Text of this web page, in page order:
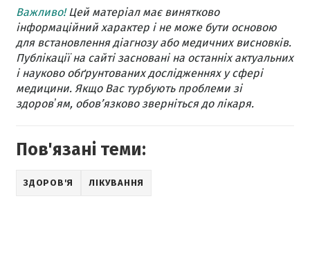
Важливо!Цей матеріал має винятково
інформаційний характер і не може бути основою
для встановлення діагнозу або медичних висновків.
Публікації на сайті засновані на останніх актуальних
і науково обґрунтованих дослідженнях у сфері
медицини. Якщо Вас турбують проблеми зі
здоровʼям, обов’язково зверніться до лікаря.
Пов'язані теми:
ЗДОРОВ'Я ЛІКУВАННЯ